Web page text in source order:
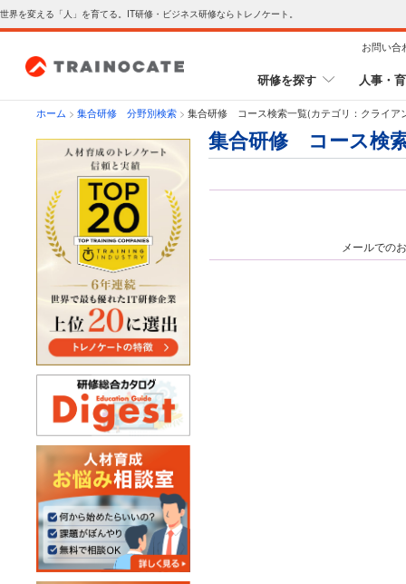
世界を変える「人」を育てる。IT研修・ビジネス研修ならトレノケート。
お問い合
研修を探す 人事・
ホーム > 集合研修 分野別検索 > 集合研修 コース検索一覧(カテゴリ：クライア
集合研修 コース検
メールでの